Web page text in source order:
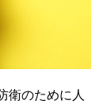
衛のために人